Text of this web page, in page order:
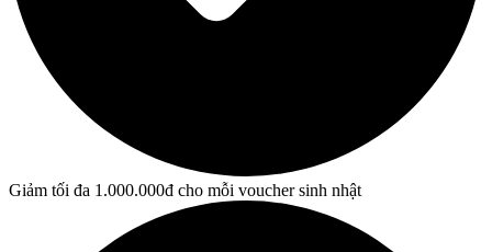
Giảm tối đa 1.000.000đ cho mỗi voucher sinh nhật